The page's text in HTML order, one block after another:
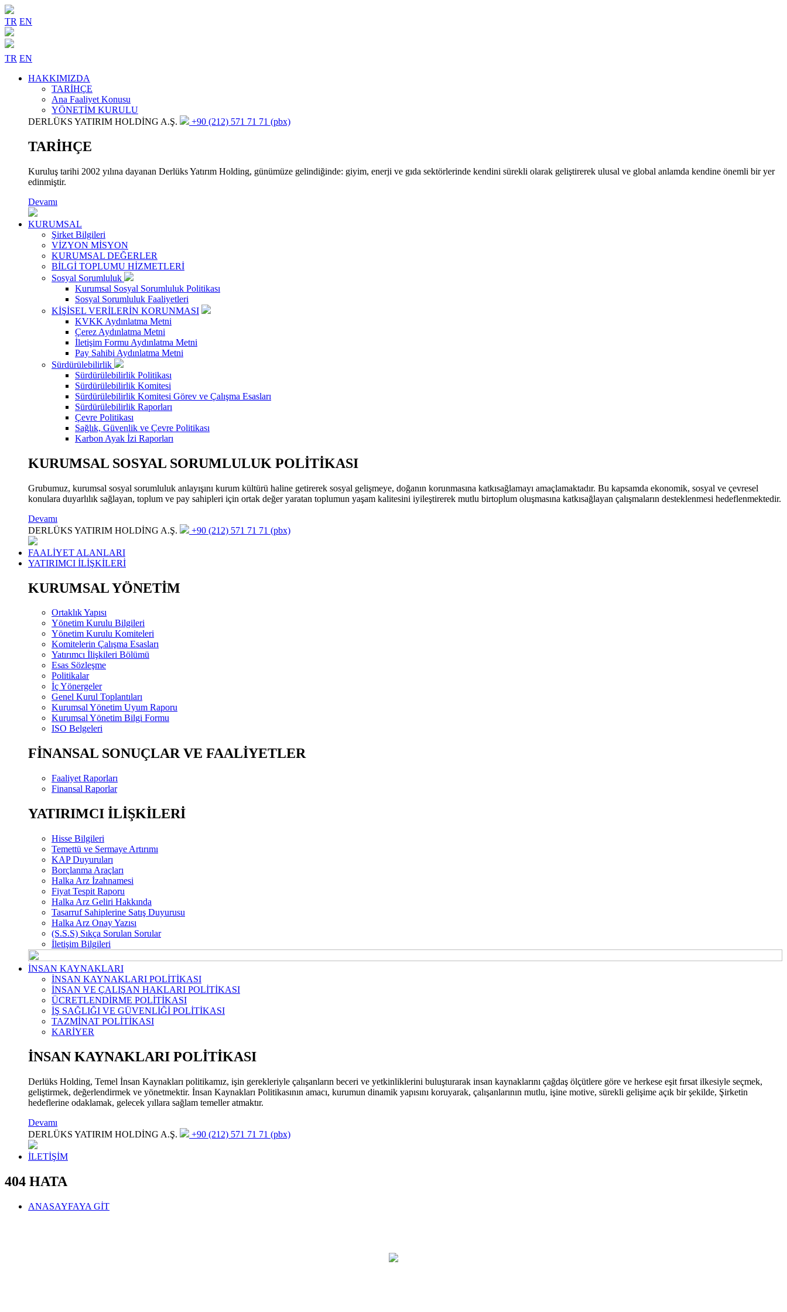
TR EN
TR EN
HAKKIMIZDA
TARİHÇE
Ana Faaliyet Konusu
YÖNETİM KURULU
DERLÜKS YATIRIM HOLDİNG A.Ş.
+90 (212) 571 71 71 (pbx)
TARİHÇE
Kuruluş tarihi 2002 yılına dayanan Derlüks Yatırım Holding, günümüze gelindiğinde: giyim, enerji ve gıda sektörlerinde kendini sürekli olarak geliştirerek ulusal ve global anlamda kendine önemli bir yer
edinmiştir.
Devamı
KURUMSAL
Şirket Bilgileri
VİZYON MİSYON
KURUMSAL DEĞERLER
BİLGİ TOPLUMU HİZMETLERİ
Sosyal Sorumluluk
Kurumsal Sosyal Sorumluluk Politikası
Sosyal Sorumluluk Faaliyetleri
KİŞİSEL VERİLERİN KORUNMASI
KVKK Aydınlatma Metni
Çerez Aydınlatma Metni
İletişim Formu Aydınlatma Metni
Pay Sahibi Aydınlatma Metni
Sürdürülebilirlik
Sürdürülebilirlik Politikası
Sürdürülebilirlik Komitesi
Sürdürülebilirlik Komitesi Görev ve Çalışma Esasları
Sürdürülebilirlik Raporları
Çevre Politikası
Sağlık, Güvenlik ve Çevre Politikası
Karbon Ayak İzi Raporları
KURUMSAL SOSYAL SORUMLULUK POLİTİKASI
Grubumuz, kurumsal sosyal sorumluluk anlayışını kurum kültürü haline getirerek sosyal gelişmeye, doğanın korunmasına katkısağlamayı amaçlamaktadır. Bu kapsamda ekonomik, sosyal ve çevresel
konulara duyarlılık sağlayan, toplum ve pay sahipleri için ortak değer yaratan toplumun yaşam kalitesini iyileştirerek mutlu birtoplum oluşmasına katkısağlayan çalışmaların desteklenmesi hedeflenmektedir.
Devamı
DERLÜKS YATIRIM HOLDİNG A.Ş.
+90 (212) 571 71 71 (pbx)
FAALİYET ALANLARI
YATIRIMCI İLİŞKİLERİ
KURUMSAL YÖNETİM
Ortaklık Yapısı
Yönetim Kurulu Bilgileri
Yönetim Kurulu Komiteleri
Komitelerin Çalışma Esasları
Yatırımcı İlişkileri Bölümü
Esas Sözleşme
Politikalar
İç Yönergeler
Genel Kurul Toplantıları
Kurumsal Yönetim Uyum Raporu
Kurumsal Yönetim Bilgi Formu
ISO Belgeleri
FİNANSAL SONUÇLAR VE FAALİYETLER
Faaliyet Raporları
Finansal Raporlar
YATIRIMCI İLİŞKİLERİ
Hisse Bilgileri
Temettü ve Sermaye Artırımı
KAP Duyuruları
Borçlanma Araçları
Halka Arz İzahnamesi
Fiyat Tespit Raporu
Halka Arz Geliri Hakkında
Tasarruf Sahiplerine Satış Duyurusu
Halka Arz Onay Yazısı
(S.S.S) Sıkça Sorulan Sorular
İletişim Bilgileri
İNSAN KAYNAKLARI
İNSAN KAYNAKLARI POLİTİKASI
İNSAN VE ÇALIŞAN HAKLARI POLİTİKASI
ÜCRETLENDİRME POLİTİKASI
İŞ SAĞLIĞI VE GÜVENLİĞİ POLİTİKASI
TAZMİNAT POLİTİKASI
KARİYER
İNSAN KAYNAKLARI POLİTİKASI
Derlüks Holding, Temel İnsan Kaynakları politikamız, işin gerekleriyle çalışanların beceri ve yetkinliklerini buluşturarak insan kaynaklarını çağdaş ölçütlere göre ve herkese eşit fırsat ilkesiyle seçmek,
geliştirmek, değerlendirmek ve yönetmektir. İnsan Kaynakları Politikasının amacı, kurumun dinamik yapısını koruyarak, çalışanlarının mutlu, işine motive, sürekli gelişime açık bir şekilde, Şirketin
hedeflerine odaklamak, gelecek yıllara sağlam temeller atmaktır.
Devamı
DERLÜKS YATIRIM HOLDİNG A.Ş.
+90 (212) 571 71 71 (pbx)
İLETİŞİM
404 HATA
ANASAYFAYA GİT